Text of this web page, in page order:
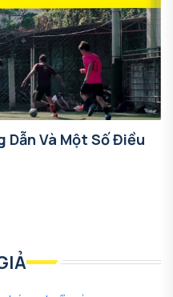
Dẫn Và Một Số Điều